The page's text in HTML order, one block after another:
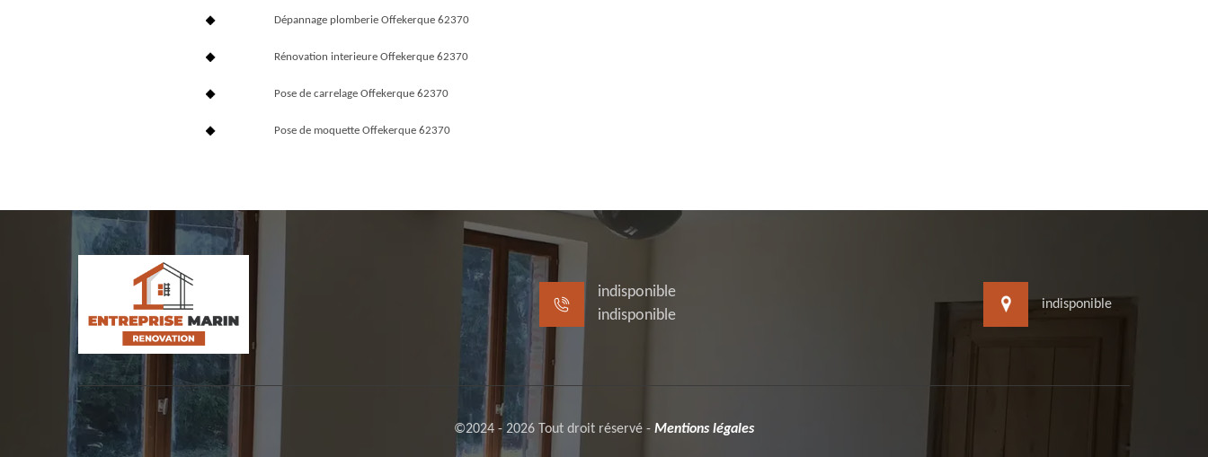
Dépannage plomberie Offekerque 62370
Rénovation interieure Offekerque 62370
Pose de carrelage Offekerque 62370
Pose de moquette Offekerque 62370
indisponible
indisponible
indisponible
©2024 - 2026 Tout droit réservé - Mentions légales